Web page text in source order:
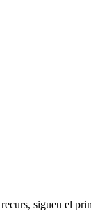
sigueu el